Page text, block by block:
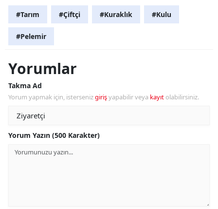
#Tarım #Çiftçi #Kuraklık #Kulu
#Pelemir
Yorumlar
Takma Ad
Yorum yapmak için, istersenizgirişyapabilir veya kayıt olabilirsiniz.
Yorum Yazın (500 Karakter)